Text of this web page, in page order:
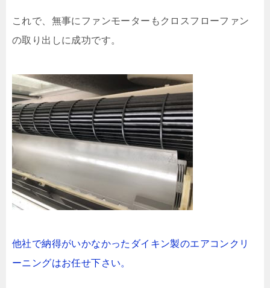
これで、無事にファンモーターもクロスフローファン
の取り出しに成功です。
他社で納得がいかなかったダイキン製のエアコンクリ
ーニングはお任せ下さい。